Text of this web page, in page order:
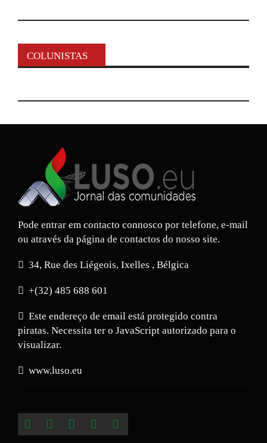
COLUNISTAS
Pode entrar em contacto connosco por telefone, e-mail
ou através da página de contactos do nosso site.
34, Rue des Liégeois, Ixelles , Bélgica
+(32) 485 688 601
Este endereço de email está protegido contra
piratas. Necessita ter o JavaScript autorizado para o
visualizar.
www.luso.eu